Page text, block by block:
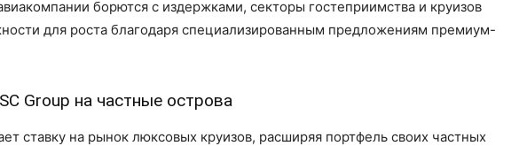
борются с издержками, секторы гостеприимства и круизов
для роста благодаря специализированным предложениям премиум-
Group на частные острова
ставку на рынок люксовых круизов, расширяя портфель своих частных